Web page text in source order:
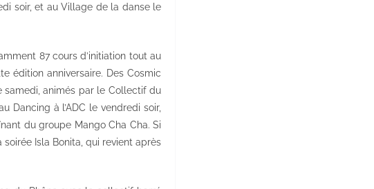
soir, et au Village de la danse le
87 cours d’initiation tout au
édition anniversaire. Des Cosmic
samedi, animés par le Collectif du
Dancing à l’ADC le vendredi soir,
du groupe Mango Cha Cha. Si
Isla Bonita, qui revient après